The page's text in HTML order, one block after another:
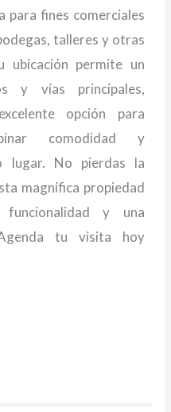
para fines comerciales
talleres y otras
ubicación permite un
y vías principales,
opción para
comodidad y
lugar. No pierdas la
magnífica propiedad
funcionalidad y una
tu visita hoy